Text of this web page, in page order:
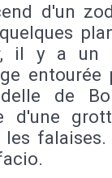
d'un
il y a un
entourée
de
d'une